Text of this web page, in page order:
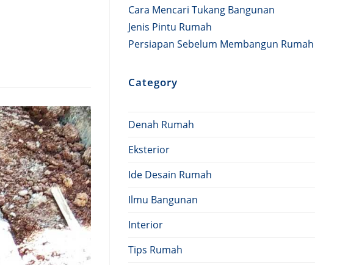
Cara Mencari Tukang Bangunan
Jenis Pintu Rumah
Persiapan Sebelum Membangun Rumah
Category
Denah Rumah
Eksterior
Ide Desain Rumah
Ilmu Bangunan
Interior
Tips Rumah